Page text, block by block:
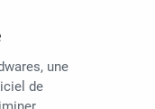
une
de